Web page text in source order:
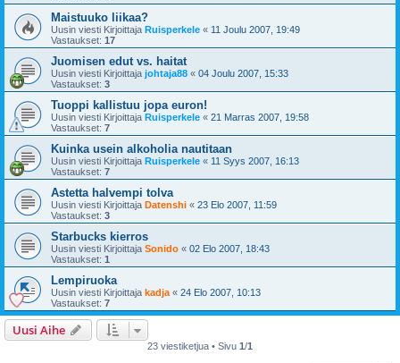
Maistuuko liikaa?
Uusin viesti Kirjoittaja Ruisperkele « 11 Joulu 2007, 19:49
Vastaukset: 17
Juomisen edut vs. haitat
Uusin viesti Kirjoittaja johtaja88 « 04 Joulu 2007, 15:33
Vastaukset: 3
Tuoppi kallistuu jopa euron!
Uusin viesti Kirjoittaja Ruisperkele « 21 Marras 2007, 19:58
Vastaukset: 7
Kuinka usein alkoholia nautitaan
Uusin viesti Kirjoittaja Ruisperkele « 11 Syys 2007, 16:13
Vastaukset: 7
Astetta halvempi tolva
Uusin viesti Kirjoittaja Datenshi « 23 Elo 2007, 11:59
Vastaukset: 3
Starbucks kierros
Uusin viesti Kirjoittaja Sonido « 02 Elo 2007, 18:43
Vastaukset: 1
Lempiruoka
Uusin viesti Kirjoittaja kadja « 24 Elo 2007, 10:13
Vastaukset: 7
Uusi Aihe
23 viestiketjua • Sivu 1/1